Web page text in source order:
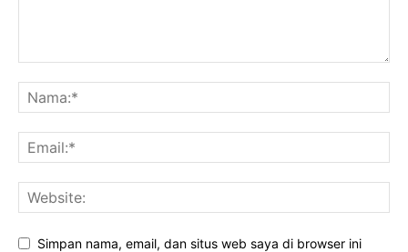
Simpan nama, email, dan situs web saya di browser ini